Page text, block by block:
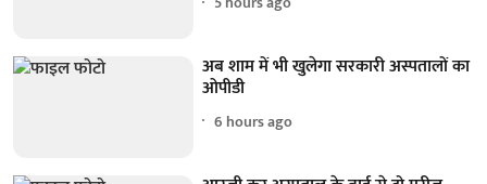
अब शाम में भी खुलेगा सरकारी अस्पतालों का
ओपीडी
6 hours ago